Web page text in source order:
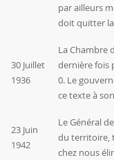
par ailleurs
doit quitter la
30 Juillet
1936
La Chambre
dernière fois
0. Le
ce texte à
23 Juin
1942
Le Général
du territoire,
chez nous